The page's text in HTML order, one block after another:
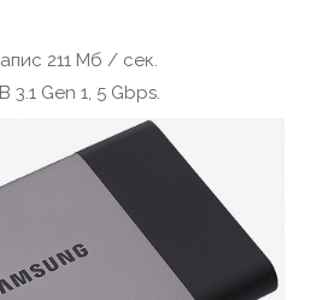
211 Мб / сек.
3.1 Gen 1, 5 Gbps.